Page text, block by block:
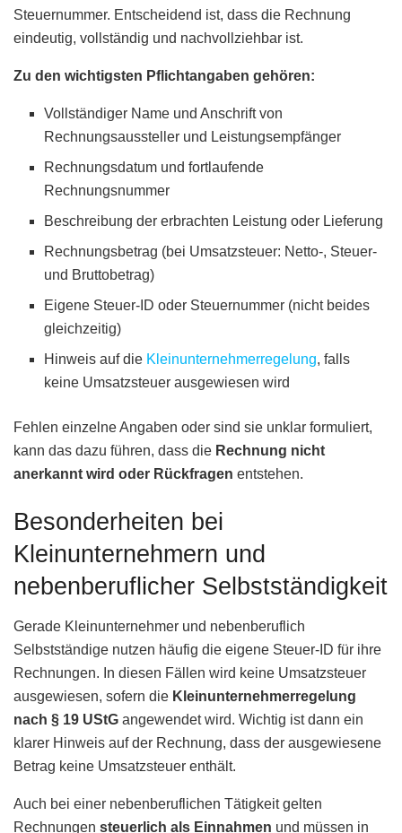
Steuernummer. Entscheidend ist, dass die Rechnung
eindeutig, vollständig und nachvollziehbar ist.
Zu den wichtigsten Pflichtangaben gehören:
Vollständiger Name und Anschrift von
Rechnungsaussteller und Leistungsempfänger
Rechnungsdatum und fortlaufende
Rechnungsnummer
Beschreibung der erbrachten Leistung oder Lieferung
Rechnungsbetrag (bei Umsatzsteuer: Netto-, Steuer-
und Bruttobetrag)
Eigene Steuer-ID oder Steuernummer (nicht beides
gleichzeitig)
Hinweis auf die Kleinunternehmerregelung, falls
keine Umsatzsteuer ausgewiesen wird
Fehlen einzelne Angaben oder sind sie unklar formuliert,
kann das dazu führen, dass die Rechnung nicht
anerkannt wird oder Rückfragen entstehen.
Besonderheiten bei
Kleinunternehmern und
nebenberuflicher Selbstständigkeit
Gerade Kleinunternehmer und nebenberuflich
Selbstständige nutzen häufig die eigene Steuer-ID für ihre
Rechnungen. In diesen Fällen wird keine Umsatzsteuer
ausgewiesen, sofern die Kleinunternehmerregelung
nach § 19 UStG angewendet wird. Wichtig ist dann ein
klarer Hinweis auf der Rechnung, dass der ausgewiesene
Betrag keine Umsatzsteuer enthält.
Auch bei einer nebenberuflichen Tätigkeit gelten
Rechnungen steuerlich als Einnahmen und müssen in